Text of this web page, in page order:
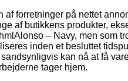
af forretninger på nettet
af butikkens produkter,
– Navy, men som
inden et besluttet
kan nå at få
tager hjem.